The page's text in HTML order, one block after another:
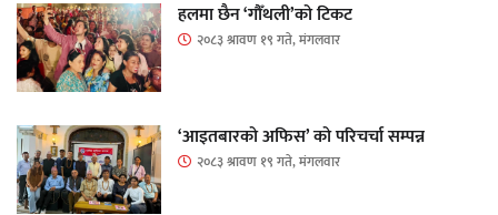
हलमा छैन ‘गौँथली’को टिकट
२०८३ श्रावण १९ गते, मंगलवार
‘आइतबारको अफिस’ को परिचर्चा सम्पन्न
२०८३ श्रावण १९ गते, मंगलवार